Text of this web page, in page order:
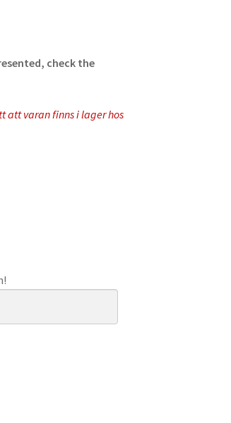
check the
att varan finns i lager hos